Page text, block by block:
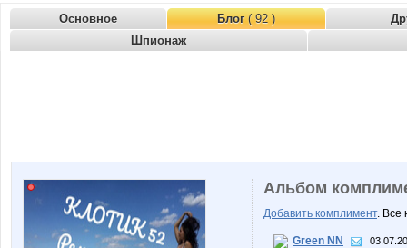
Основное Блог( 92 )
Шпионаж
Альбом
Добавить комплимент. Все
Green NN